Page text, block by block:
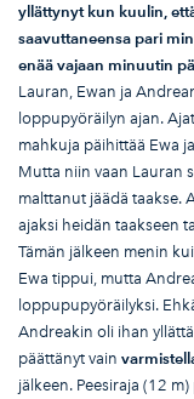
yll ättynyt kun kuulin, ett
saavuttaneensa pari
enää vajaan minuutin p
Lauran, Ewan ja
loppupyöräilyn ajan.
mahkuja päihittää Ewa
Mutta niin vaan Lauran
malttanut jäädä taakse.
ajaksi heidän taakseen
Tämän jälkeen menin
Ewa tippui, mutta
loppupupyöräilyksi.
Andreakin oli ihan
päättänyt vain
jälkeen. Peesiraja (12